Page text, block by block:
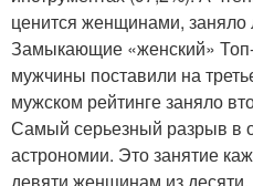
ценится женщинами,
Замыкающие «женский»
мужчины поставили на
мужском рейтинге заняло
Самый серьезный разрыв в
астрономии. Это занятие